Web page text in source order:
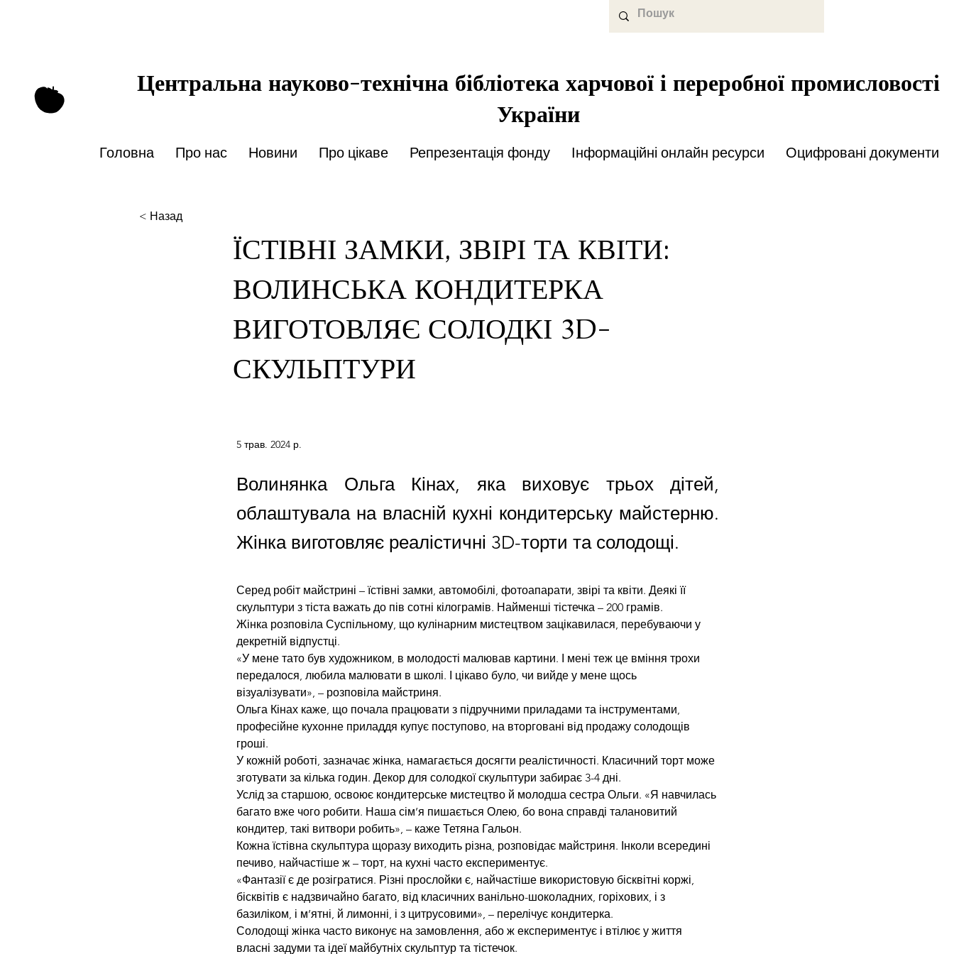
Центральна науково-технічна бібліотека харчової і переробної промисловості
України
Головна Про нас Новини Про цікаве Репрезентація фонду Інформаційні онлайн ресурси Оцифровані документи
< Назад
ЇСТІВНІ ЗАМКИ, ЗВІРІ ТА КВІТИ:
ВОЛИНСЬКА КОНДИТЕРКА
ВИГОТОВЛЯЄ СОЛОДКІ 3D-
СКУЛЬПТУРИ
5 трав. 2024 р.
Волинянка Ольга Кінах, яка виховує трьох дітей,
облаштувала на власній кухні кондитерську майстерню.
Жінка виготовляє реалістичні 3D-торти та солодощі.
Серед робіт майстрині – їстівні замки, автомобілі, фотоапарати, звірі та квіти. Деякі її
скульптури з тіста важать до пів сотні кілограмів. Найменші тістечка – 200 грамів.
Жінка розповіла Суспільному, що кулінарним мистецтвом зацікавилася, перебуваючи у
декретній відпустці.
«У мене тато був художником, в молодості малював картини. І мені теж це вміння трохи
передалося, любила малювати в школі. І цікаво було, чи вийде у мене щось
візуалізувати», – розповіла майстриня.
Ольга Кінах каже, що почала працювати з підручними приладами та інструментами,
професійне кухонне приладдя купує поступово, на вторговані від продажу солодощів
гроші.
У кожній роботі, зазначає жінка, намагається досягти реалістичності. Класичний торт може
зготувати за кілька годин. Декор для солодкої скульптури забирає 3-4 дні.
Услід за старшою, освоює кондитерське мистецтво й молодша сестра Ольги. «Я навчилась
багато вже чого робити. Наша сім’я пишається Олею, бо вона справді талановитий
кондитер, такі витвори робить», – каже Тетяна Гальон.
Кожна їстівна скульптура щоразу виходить різна, розповідає майстриня. Інколи всередині
печиво, найчастіше ж – торт, на кухні часто експериментує.
«Фантазії є де розігратися. Різні прослойки є, найчастіше використовую бісквітні коржі,
бісквітів є надзвичайно багато, від класичних ванільно-шоколадних, горіхових, і з
базиліком, і м’ятні, й лимонні, і з цитрусовими», – перелічує кондитерка.
Солодощі жінка часто виконує на замовлення, або ж експериментує і втілює у життя
власні задуми та ідеї майбутніх скульптур та тістечок.